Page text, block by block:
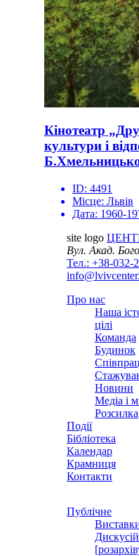
Кінотеатр
культури і
ID: 4491
Місце: Львів
Дата: 1960-
site logo
Вул. Акад.
Тел.: +38-032-
Про нас
Наша
цілі
Команда
Будинок
Новини
Медіа і
Розсилка
Події
Бібліотека
Календар
Крамниця
Контакти
Публічне